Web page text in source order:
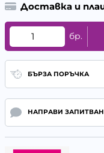
Доставка и
бр.
БЪРЗА ПОРЪЧКА
НАПРАВИ